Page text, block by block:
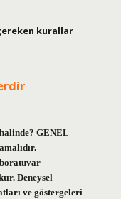
kurallar
GENEL
Deneysel
ve göstergeleri